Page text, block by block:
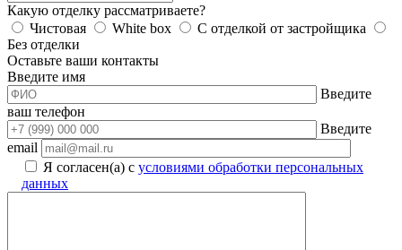
Какую отделку рассматриваете?
Чистовая
White box
С отделкой от застройщика
Без отделки
Оставьте ваши контакты
Введите имя
Введите
ваш телефон
Введите
email
Я согласен(а) с условиями обработки персональных
данных